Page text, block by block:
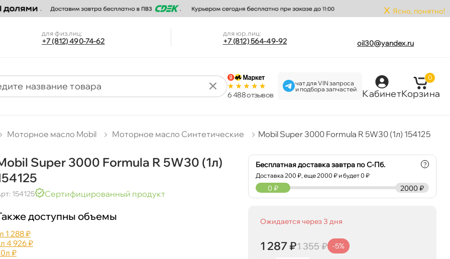
x Ясно, понятно!
для физ.лиц:
+7 (812) 490-74-62
для юр.лиц:
+7 (812) 564-49-92 oil30@yandex.ru
6 488 отзыво
чат для VIN запроса
и подбора запчастей
Кабинет
0
Корзина
Моторное масло Mobil Моторное масло Синтетические Mobil Super 3000 Formula R 5W30 (1л) 154125
Super 3000 Formula R 5W30 (1л)
154125 Сертифицированный продукт
доступны объемы
1 288 ₽
4 926 ₽
₽
Бесплатная доставка завтра по С-Пб.
Доставка200 ₽, еще2000 ₽ и будет 0 ₽
?
2000 ₽
0 ₽
Ожидается через 3 дня
1 287 ₽1 355 ₽ -5%